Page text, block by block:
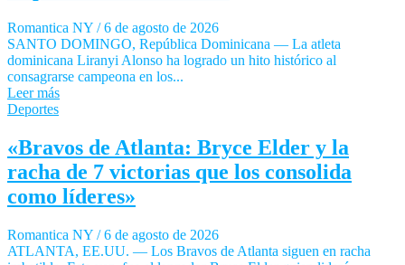
Romantica NY / 6 de agosto de 2026
SANTO DOMINGO, República Dominicana — La atleta
dominicana Liranyi Alonso ha logrado un hito histórico al
consagrarse campeona en los...
Leer más
Deportes
«Bravos de Atlanta: Bryce Elder y la
racha de 7 victorias que los consolida
como líderes»
Romantica NY / 6 de agosto de 2026
ATLANTA, EE.UU. — Los Bravos de Atlanta siguen en racha